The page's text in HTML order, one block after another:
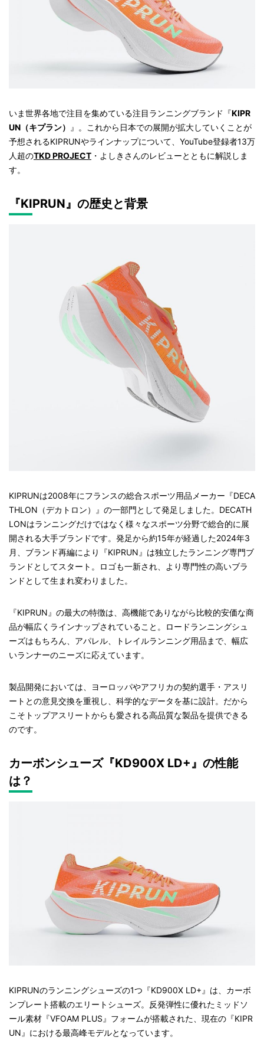
いま世界各地で注目を集めている注目ランニングブランド『KIPR
UN（キプラン）
』。これから日本での展開が拡大していくことが
予想されるKIPRUNやラインナップについて、YouTube登録者13万
人超のTKD PROJECT ・よしきさんのレビューとともに解説しま
す。
『KIPRUN』の歴史と背景
KIPRUNは2008年にフランスの総合スポーツ用品メーカー『DECA
THLON（デカトロン）』の一部門として発足しました。DECATH
LONはランニングだけではなく様々なスポーツ分野で総合的に展
開される大手ブランドです。発足から約15年が経過した2024年3
月、ブランド再編により『KIPRUN』は独立したランニング専門ブ
ランドとしてスタート。ロゴも一新され、より専門性の高いブラ
ンドとして生まれ変わりました。
『KIPRUN』の最大の特徴は、高機能でありながら比較的安価な商
品が幅広くラインナップされていること。ロードランニングシュ
ーズはもちろん、アパレル、トレイルランニング用品まで、幅広
いランナーのニーズに応えています。
製品開発においては、ヨーロッパやアフリカの契約選手・アスリ
ートとの意見交換を重視し、科学的なデータを基に設計。だから
こそトップアスリートからも愛される高品質な製品を提供できる
のです。
カーボンシューズ『KD900X LD+』の性能
は？
KIPRUNのランニングシューズの1つ『KD900X LD+』は、カーボ
ンプレート搭載のエリートシューズ。反発弾性に優れたミッドソ
ール素材『VFOAM PLUS』フォームが搭載された、現在の『KIPR
UN』における最高峰モデルとなっています。